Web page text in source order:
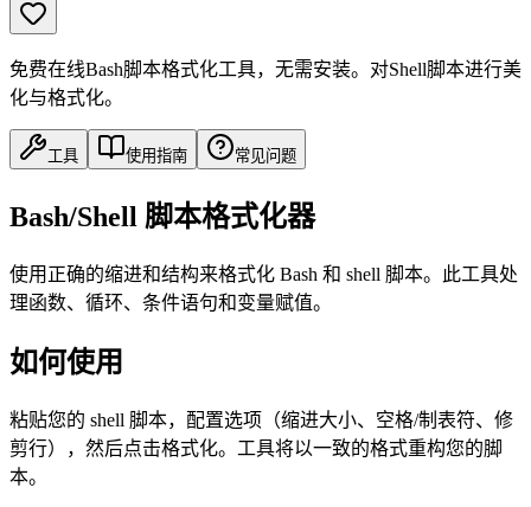
免费在线Bash脚本格式化工具，无需安装。对Shell脚本进行美
化与格式化。
工具 使用指南 常见问题
Bash/Shell 脚本格式化器
使用正确的缩进和结构来格式化 Bash 和 shell 脚本。此工具处
理函数、循环、条件语句和变量赋值。
如何使用
粘贴您的 shell 脚本，配置选项（缩进大小、空格/制表符、修
剪行），然后点击格式化。工具将以一致的格式重构您的脚
本。